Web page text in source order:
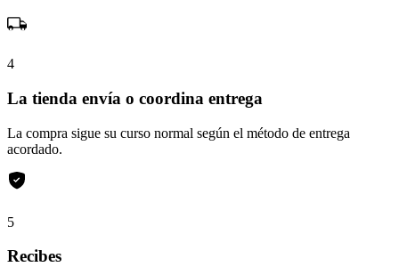
4
La tienda envía o coordina entrega
La compra sigue su curso normal según el método de entrega
acordado.
5
Recibes